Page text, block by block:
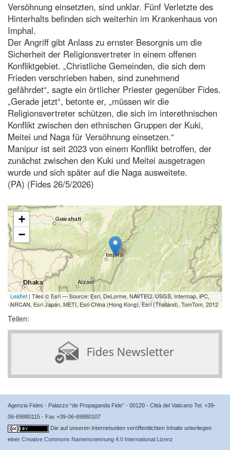
Versöhnung einsetzten, sind unklar. Fünf Verletzte des
Hinterhalts befinden sich weiterhin im Krankenhaus von
Imphal.
Der Angriff gibt Anlass zu ernster Besorgnis um die
Sicherheit der Religionsvertreter in einem offenen
Konfliktgebiet. „Christliche Gemeinden, die sich dem
Frieden verschrieben haben, sind zunehmend
gefährdet“, sagte ein örtlicher Priester gegenüber Fides.
„Gerade jetzt“, betonte er, „müssen wir die
Religionsvertreter schützen, die sich im interethnischen
Konflikt zwischen den ethnischen Gruppen der Kuki,
Meitei und Naga für Versöhnung einsetzen.“
Manipur ist seit 2023 von einem Konflikt betroffen, der
zunächst zwischen den Kuki und Meitei ausgetragen
wurde und sich später auf die Naga ausweitete.
(PA) (Fides 26/5/2026)
+
−
Leaflet| Tiles © Esri — Source: Esri, DeLorme, NAVTEQ, USGS, Intermap, iPC,
NRCAN, Esri Japan, METI, Esri China (Hong Kong), Esri (Thailand), TomTom, 2012
Teilen:
Agenzia Fides - Palazzo “de Propaganda Fide” - 00120 - Città del Vaticano Tel. +39-
06-69880115 - Fax +39-06-69880107
Die auf unseren Internetseiten veröffentlichten Inhalte unterliegen
einer Creative Commons Namensnennung 4.0 International Lizenz